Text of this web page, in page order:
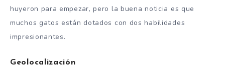
huyeron para empezar, pero la buena noticia es que
muchos gatos están dotados con dos habilidades
impresionantes.
Geolocalización